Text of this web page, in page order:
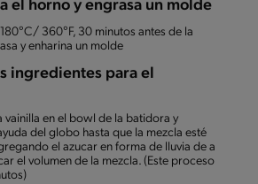
el horno y engrasa un molde
360°F, 30 minutos antes de la
y enharina un molde
ingredientes para el
vainilla en el bowl de la batidora y
del globo hasta que la mezcla esté
el azucar en forma de lluvia de a
el volumen de la mezcla. (Este proceso